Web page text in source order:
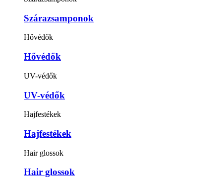
Szárazsamponok
Hővédők
Hővédők
UV-védők
UV-védők
Hajfestékek
Hajfestékek
Hair glossok
Hair glossok